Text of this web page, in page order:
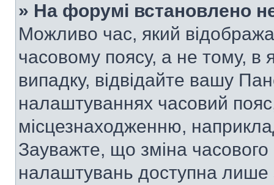
» На форумі встановлено
Можливо час, який
часовому поясу, а не тому, в
випадку, відвідайте вашу
налаштуваннях часовий
місцезнаходженню,
Зауважте, що зміна часового
налаштувань доступна лише